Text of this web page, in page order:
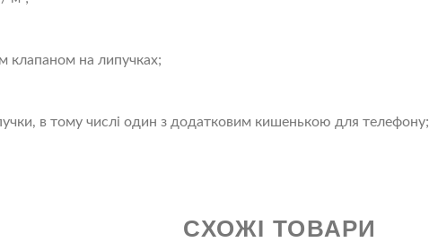
клапаном на липучках;
в тому числі один з додатковим кишенькою для телефону;
СХОЖІ ТОВАРИ